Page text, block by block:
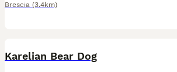
Brescia (3.4km)
Karelian Bear Dog